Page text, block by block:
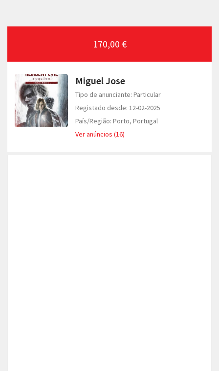
170,00 €
Miguel Jose
Tipo de anunciante: Particular
Registado desde: 12-02-2025
País/Região: Porto, Portugal
Ver anúncios (16)